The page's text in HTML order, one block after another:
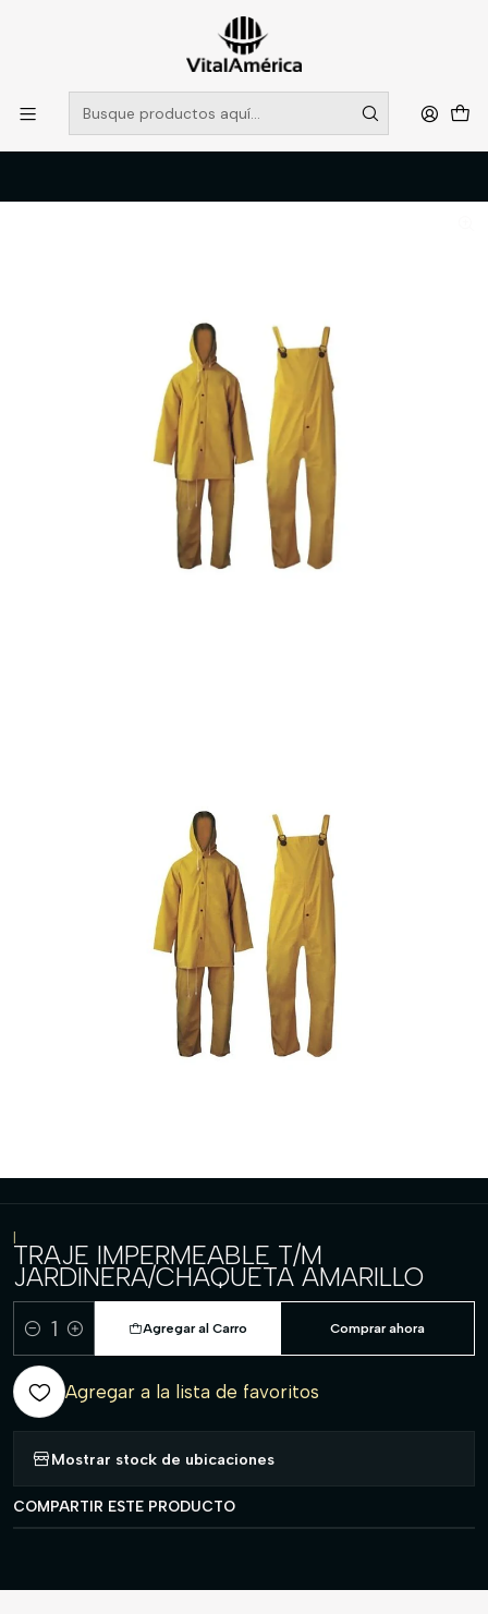
POR SISTEMA FRONTAL SOLO RETIROS EN TIENDA, DESDE
MUCHAS GRACIAS +569 5956 2237
Leer más
Catálogo
VESTIMENTA TECNICA Y CORPORATIVA
ROPA IMPERMEABLE Y ANTIFLUIDO
TRAJE IMPERMEABLE T/M JARDINERA/CHAQUETA AMARILLO
|
TRAJE IMPERMEABLE T/M
JARDINERA/CHAQUETA AMARILLO
Cantidad
Agregar al Carro Comprar ahora
Agregar a la lista de favoritos
Mostrar stock de ubicaciones
COMPARTIR ESTE PRODUCTO